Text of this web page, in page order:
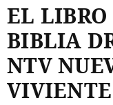
EL LIBRO
BIBLIA
NTV
VIVIENTE